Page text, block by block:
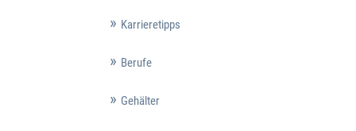
Karrieretipps
Berufe
Gehälter